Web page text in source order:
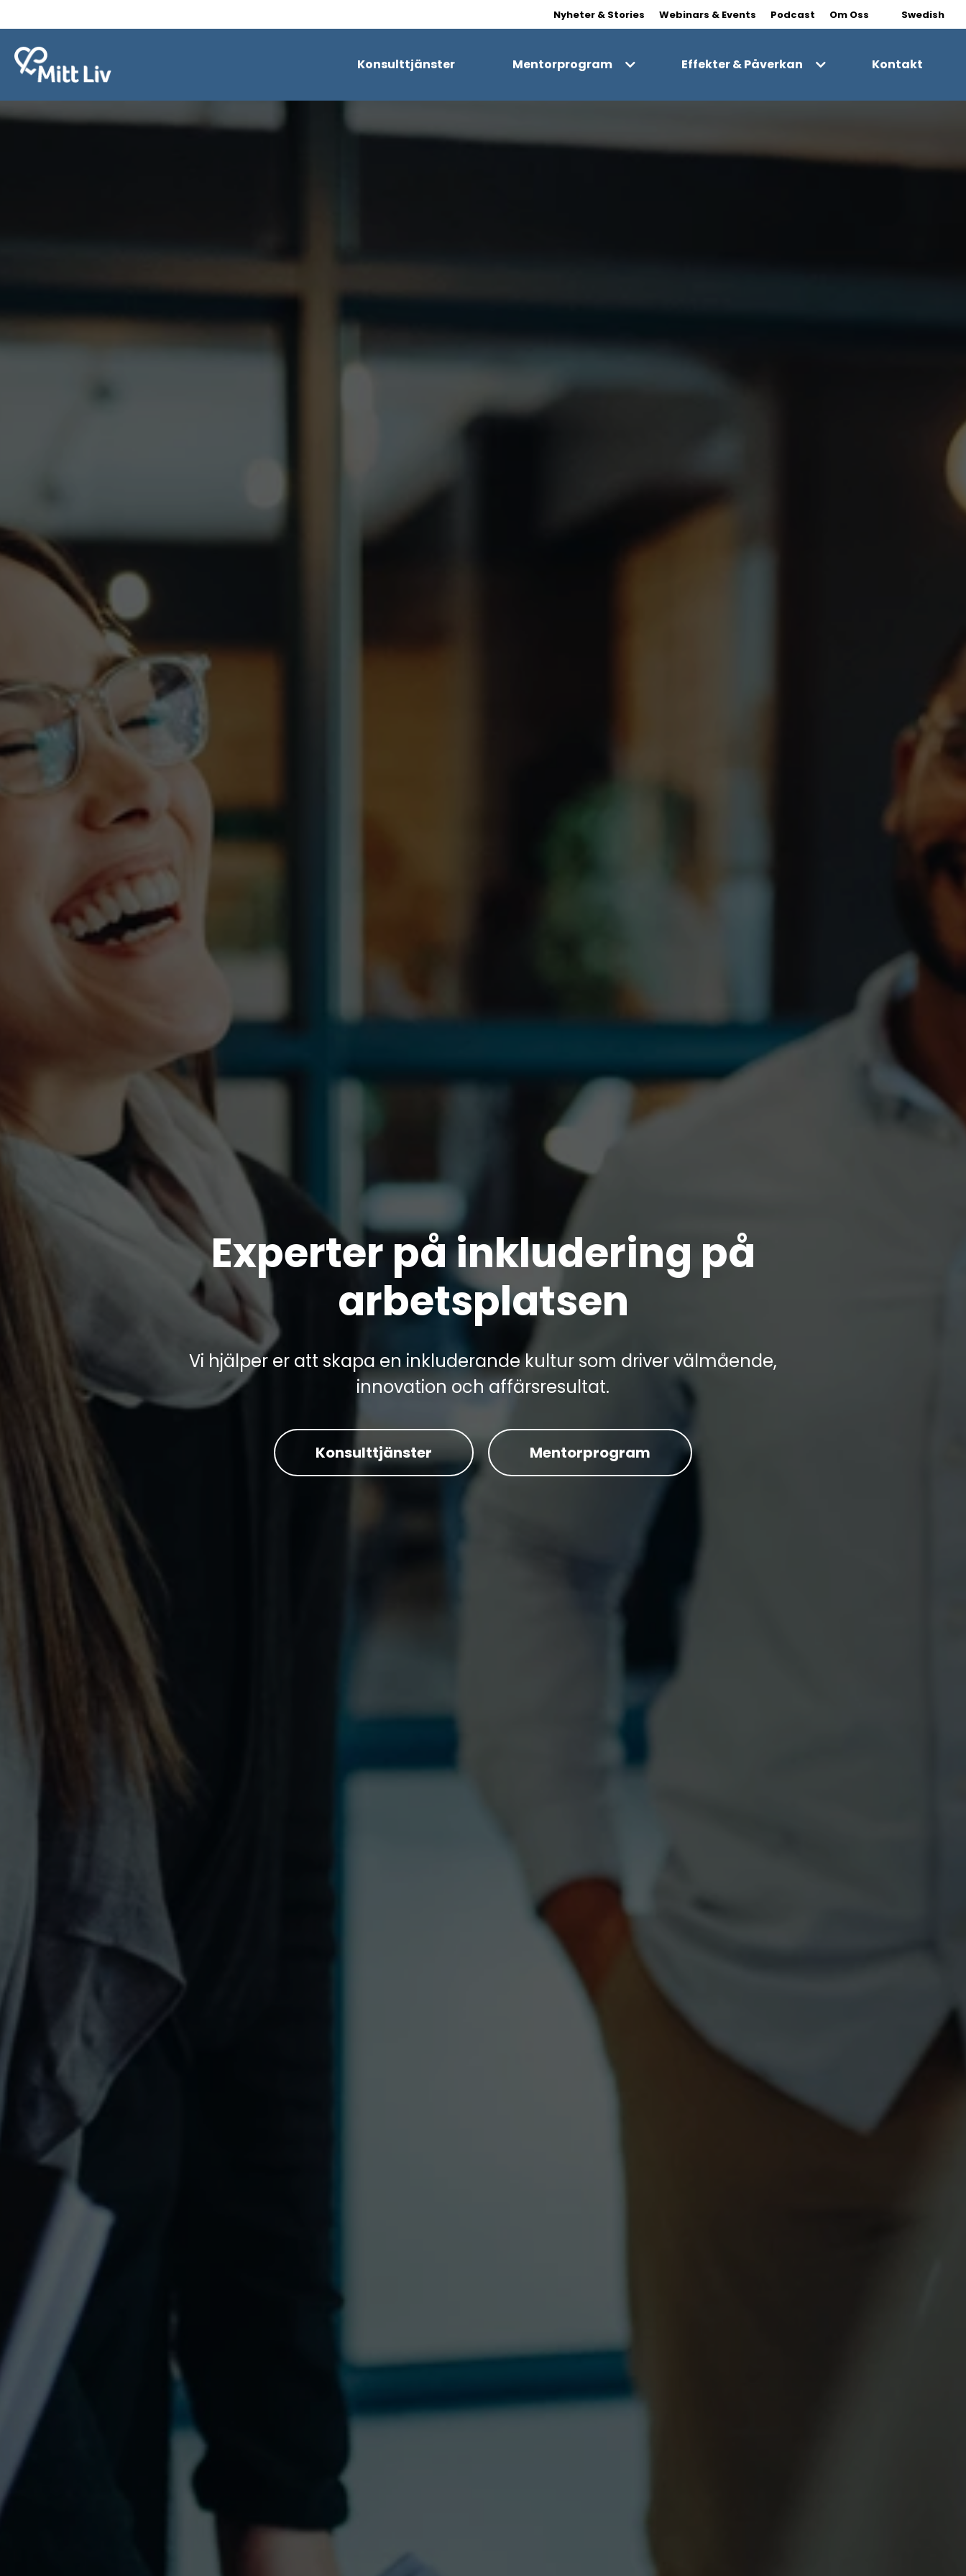
Nyheter & Stories Webinars & Events Podcast Om Oss Swedish
Konsulttjänster Mentorprogram Effekter & Påverkan Kontakt
Experter på inkludering på
arbetsplatsen
Vi hjälper er att skapa en inkluderande kultur som driver välmående,
innovation och affärsresultat.
Konsulttjänster Mentorprogram